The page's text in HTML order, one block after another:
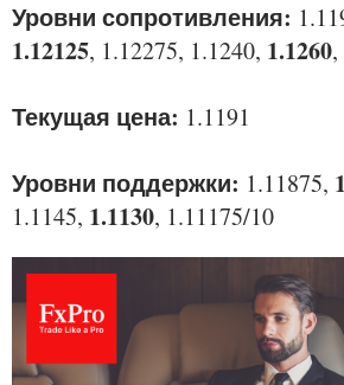
Уровни сопротивления:
1.12125, 1.12275, 1.1240, 1.1260,
Текущая цена: 1.1191
Уровни поддержки: 1.11875,
1.1145, 1.1130, 1.11175/10